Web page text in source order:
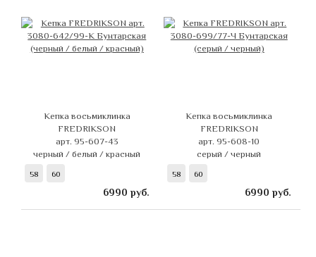
Кепка восьмиклинка
FREDRIKSON
арт. 95-607-43
черный / белый / красный
58 60
6990 руб.
Кепка восьмиклинка
FREDRIKSON
арт. 95-608-10
серый / черный
58 60
6990 руб.